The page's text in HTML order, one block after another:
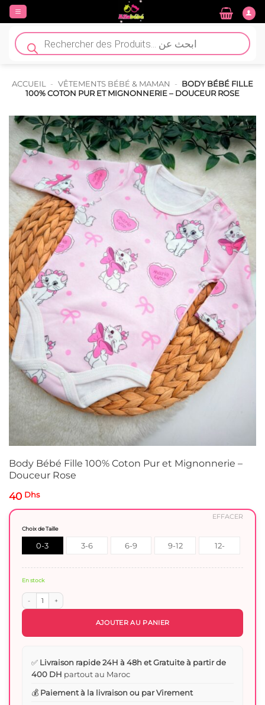
Passer
contenu
Recherche
de
produits
ACCUEIL - VÊTEMENTS BÉBÉ & MAMAN - BODY BÉBÉ FILLE
100% COTON PUR ET MIGNONNERIE – DOUCEUR ROSE
Body Bébé Fille 100% Coton Pur et Mignonnerie –
Douceur Rose
40 Dhs
Choix de Taille
0-3
3-6
6-9
9-12
12-
EFFACER
En stock
quantité de Body Bébé Fille 100% Coton Pur et Mignonnerie - Douceur Rose
AJOUTER AU PANIER
✅ Livraison rapide 24H à 48h et Gratuite à partir de
400 DH partout au Maroc
💰 Paiement à la livraison ou par Virement